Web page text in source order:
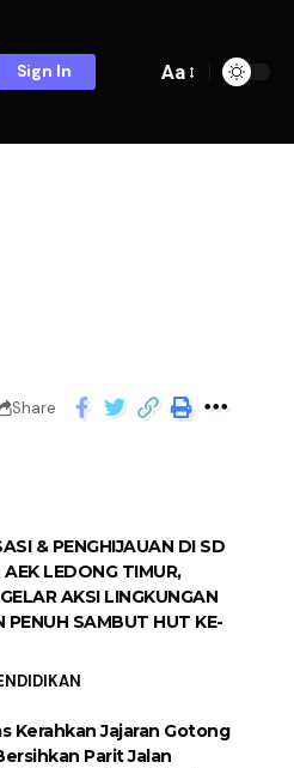
Sign In Aa
Share
& PENGHIJAUAN DI SD
LEDONG TIMUR,
AKSI LINGKUNGAN
PENUH SAMBUT HUT KE-
Kerahkan Jajaran Gotong
Parit Jalan